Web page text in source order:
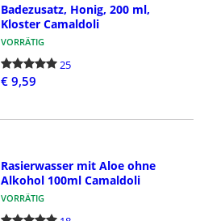
Badezusatz, Honig, 200 ml,
Kloster Camaldoli
VORRÄTIG
25
€ 9,59
Rasierwasser mit Aloe ohne
Alkohol 100ml Camaldoli
VORRÄTIG